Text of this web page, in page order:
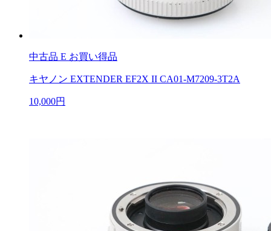
中古品 E お買い得品
キヤノン EXTENDER EF2X II CA01-M7209-3T2A
10,000円